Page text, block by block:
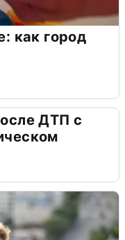
как город
ДТП с